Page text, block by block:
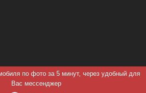
по фото за 5 минут, через удобный для
Вас мессенджер